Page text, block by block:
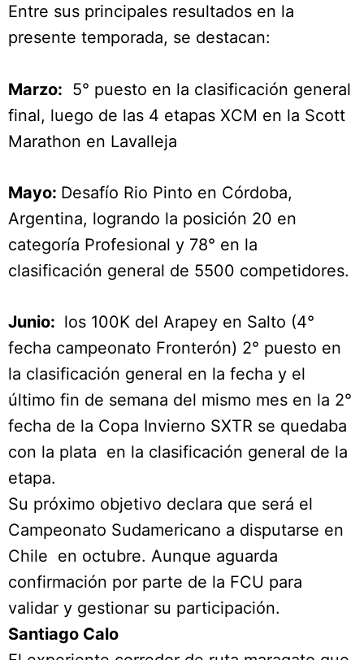
Entre sus principales resultados en la
presente temporada, se destacan:
Marzo: 5° puesto en la clasificación general
final, luego de las 4 etapas XCM en la Scott
Marathon en Lavalleja
Mayo: Desafío Rio Pinto en Córdoba,
Argentina, logrando la posición 20 en
categoría Profesional y 78° en la
clasificación general de 5500 competidores.
Junio: los 100K del Arapey en Salto (4°
fecha campeonato Fronterón) 2° puesto en
la clasificación general en la fecha y el
último fin de semana del mismo mes en la 2°
fecha de la Copa Invierno SXTR se quedaba
con la plata en la clasificación general de la
etapa.
Su próximo objetivo declara que será el
Campeonato Sudamericano a disputarse en
Chile en octubre. Aunque aguarda
confirmación por parte de la FCU para
validar y gestionar su participación.
Santiago Calo